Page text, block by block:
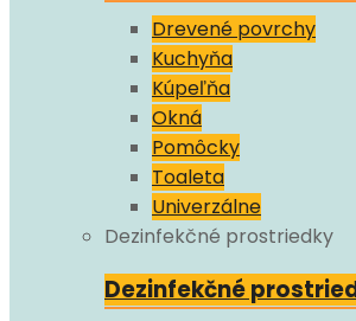
Drevené povrchy
Kuchyňa
Kúpeľňa
Okná
Pomôcky
Toaleta
Univerzálne
Dezinfekčné prostriedky
Dezinfekčné